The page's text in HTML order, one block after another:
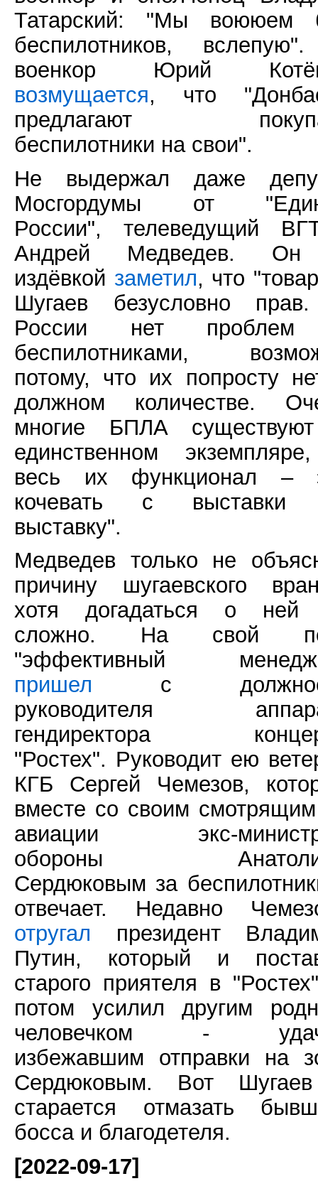
Татарский: "Мы воююем
беспилотников,
военкор Юрий
возмущается, что
предлагают
беспилотники на свои".
Не выдержал даже
Мосгордумы от
России", телеведущий
Андрей Медведев.
издёвкой заметил, что
Шугаев безусловно
России нет
беспилотниками,
потому, что их попросту
должном количестве.
многие БПЛА
единственном
весь их функционал –
кочевать с выставки
выставку".
Медведев только не
причину шугаевского
хотя догадаться о ней
сложно. На свой
"эффективный
пришел с
руководителя
гендиректора
"Ростех". Руководит ею
КГБ Сергей Чемезов,
вместе со своим
авиации экс-
обороны
Сердюковым за
отвечает. Недавно
отругал президент
Путин, который и
старого приятеля в
потом усилил другим
человечком -
избежавшим отправки на
Сердюковым. Вот
старается отмазать
босса и благодетеля.
[2022-09-17]